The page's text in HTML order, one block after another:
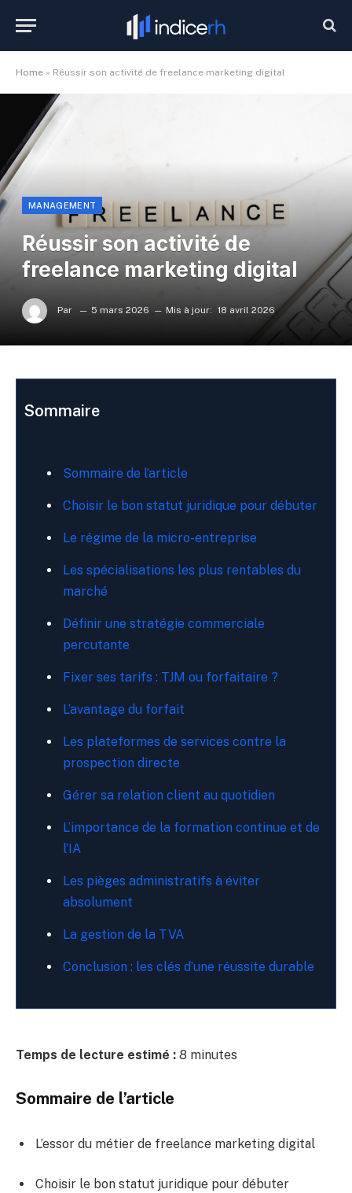
Home » Réussir son activité de freelance marketing digital
MANAGEMENT
Réussir son activité de
freelance marketing digital
Par 5 mars 2026 Mis à jour: 18 avril 2026
Sommaire
Sommaire de l’article
Choisir le bon statut juridique pour débuter
Le régime de la micro-entreprise
Les spécialisations les plus rentables du
marché
Définir une stratégie commerciale
percutante
Fixer ses tarifs : TJM ou forfaitaire ?
L’avantage du forfait
Les plateformes de services contre la
prospection directe
Gérer sa relation client au quotidien
L’importance de la formation continue et de
l’IA
Les pièges administratifs à éviter
absolument
La gestion de la TVA
Conclusion : les clés d’une réussite durable
Temps de lecture estimé : 8 minutes
Sommaire de l’article
L’essor du métier de freelance marketing digital
Choisir le bon statut juridique pour débuter